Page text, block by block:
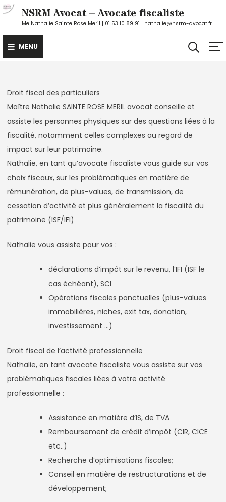
Skip
content
NSRM Avocat – Avocate fiscaliste
Me Nathalie Sainte Rose Meril | 01 53 10 89 91 | nathalie@nsrm-avocat.fr
MENU
Droit fiscal des particuliers
Maître Nathalie SAINTE ROSE MERIL avocat conseille et
assiste les personnes physiques sur des questions liées à la
fiscalité, notamment celles complexes au regard de
impact sur leur patrimoine.
Nathalie, en tant qu’avocate fiscaliste vous guide sur vos
choix fiscaux, sur les problématiques en matière de
rémunération, de plus-values, de transmission, de
cessation d’activité et plus généralement la fiscalité du
patrimoine (ISF/IFI)
Nathalie vous assiste pour vos :
déclarations d’impôt sur le revenu, l’IFI (ISF le
cas échéant), SCI
Opérations fiscales ponctuelles (plus-values
immobilières, niches, exit tax, donation,
investissement …)
Droit fiscal de l’activité professionnelle
Nathalie, en tant avocate fiscaliste vous assiste sur vos
problématiques fiscales liées à votre activité
professionnelle :
Assistance en matière d’IS, de TVA
Remboursement de crédit d’impôt (CIR, CICE
etc..)
Recherche d’optimisations fiscales;
Conseil en matière de restructurations et de
développement;